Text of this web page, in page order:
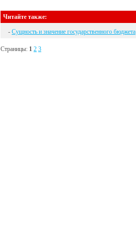
Читайте также:
- Сущность и значение государственного бюджета
Страницы: 1 2 3